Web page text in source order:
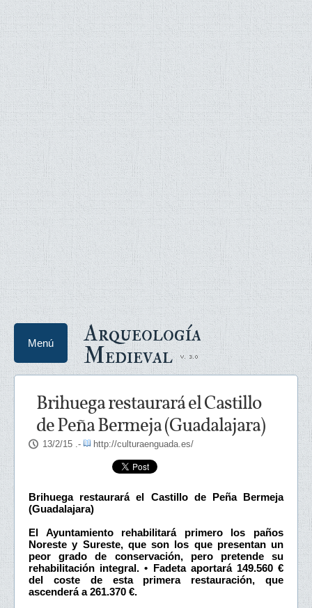
Arqueología
Medieval
Menú
Brihuega restaurará el Castillo
de Peña Bermeja (Guadalajara)
13/2/15 .- http://culturaenguada.es/
Brihuega restaurará el Castillo de Peña Bermeja
(Guadalajara)
El Ayuntamiento rehabilitará primero los paños
Noreste y Sureste, que son los que presentan un
peor grado de conservación, pero pretende su
rehabilitación integral. • Fadeta aportará 149.560 €
del coste de esta primera restauración, que
ascenderá a 261.370 €.